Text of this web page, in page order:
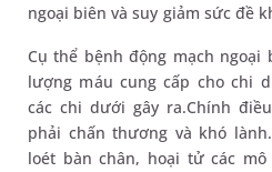
ngoại biên và suy giảm sức đề
Cụ thể bệnh động mạch
lượng máu cung cấp cho chi
các chi dưới gây ra.Chính
phải chấn thương và khó
loét bàn chân, hoại tử các